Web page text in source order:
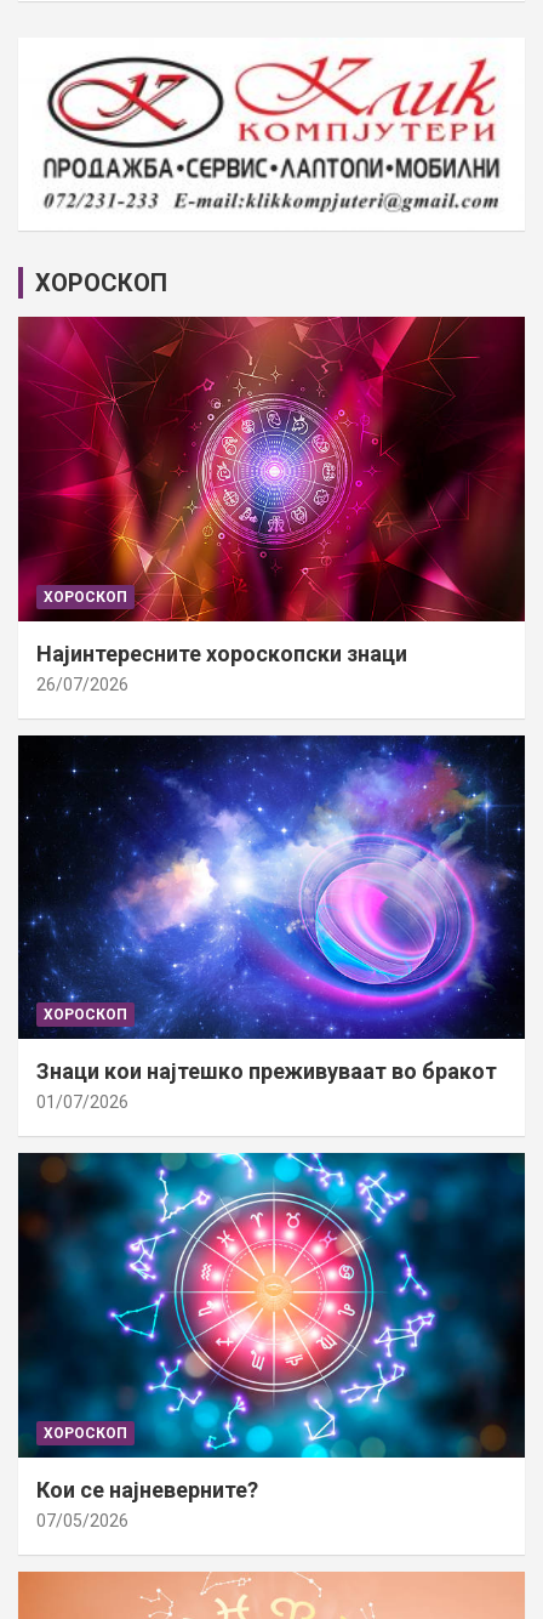
ХОРОСКОП
ХОРОСКОП
Најинтересните хороскопски знаци
26/07/2026
ХОРОСКОП
Знаци кои најтешко преживуваат во бракот
01/07/2026
ХОРОСКОП
Кои се најневерните?
07/05/2026